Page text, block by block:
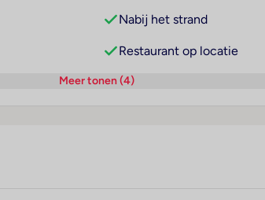
Nabij het strand
Restaurant op locatie
Meer tonen (4)